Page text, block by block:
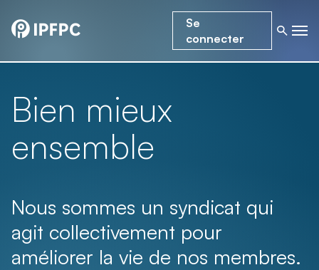
Se
connecter
Bien mieux
ensemble
Nous sommes un syndicat qui
agit collectivement pour
améliorer la vie de nos membres.